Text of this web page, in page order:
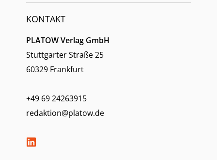
KONTAKT
PLATOW Verlag GmbH
Stuttgarter Straße 25
60329 Frankfurt
+49 69 24263915
redaktion@platow.de